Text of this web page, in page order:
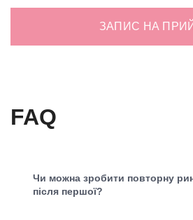
ЗАПИС НА
FAQ
Чи можна зробити повторну
після першої?